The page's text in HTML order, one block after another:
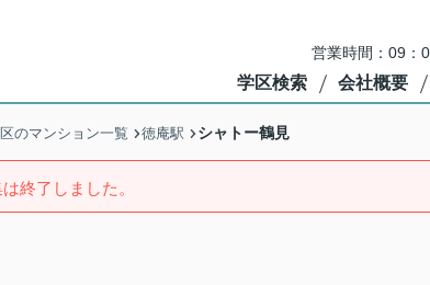
営業時間：09：
学区検索 会社概要
のマンション一覧 徳庵駅 シャトー鶴見
終了しました。